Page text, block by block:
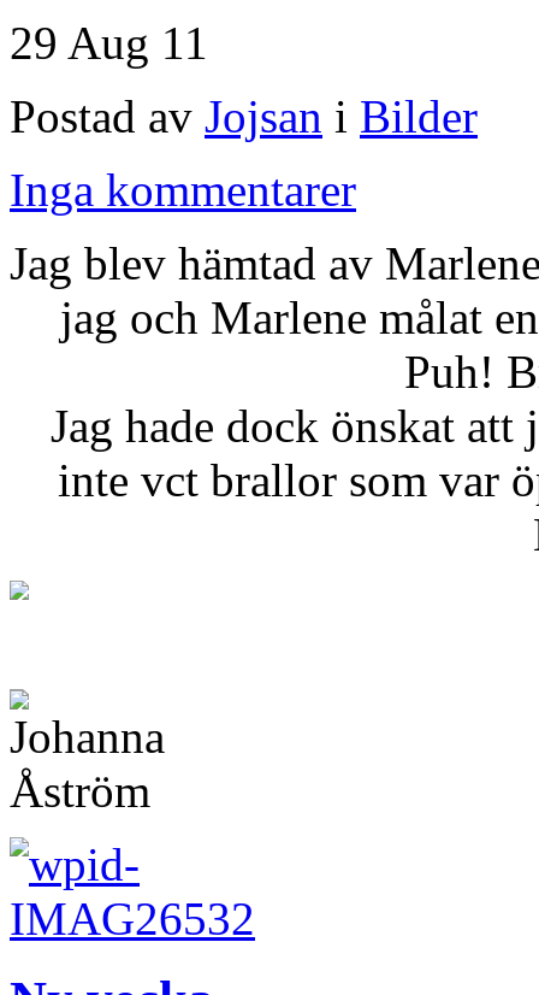
29 Aug 11
Postad av Jojsan i Bilder
Inga kommentarer
Jag blev hämtad av
jag och Marlene målat
Puh!
Jag hade dock önskat
inte vct brallor som var